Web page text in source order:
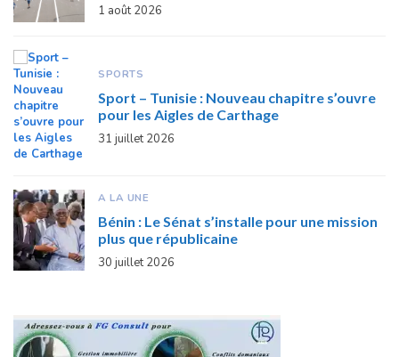
1 août 2026
SPORTS
Sport – Tunisie : Nouveau chapitre s’ouvre
pour les Aigles de Carthage
31 juillet 2026
A LA UNE
Bénin : Le Sénat s’installe pour une mission
plus que républicaine
30 juillet 2026